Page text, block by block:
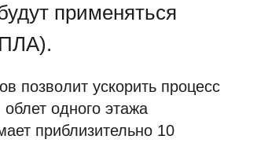
применяться
позволит ускорить процесс
одного этажа
приблизительно 10